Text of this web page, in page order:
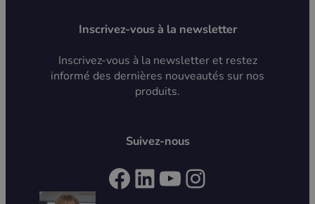
Inscrivez-vous à la newsletter
Inscrivez-vous à la newsletter et restez
informé des dernières nouveautés sur nos
produits.
Suivez-nous
Facebook LinkedIn YouTube Instagram